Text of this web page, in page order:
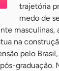
trajetória
medo de
masculinas,
na
pelo
graduação.